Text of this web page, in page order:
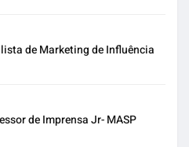
de Marketing de Influência
de Imprensa Jr- MASP